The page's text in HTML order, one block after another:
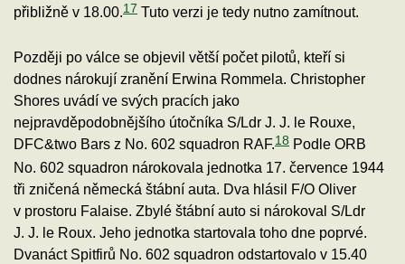
přibližně v 18.00.17 Tuto verzi je tedy nutno zamítnout.
Později po válce se objevil větší počet pilotů, kteří si
dodnes nárokují zranění Erwina Rommela. Christopher
Shores uvádí ve svých pracích jako
nejpravděpodobnějšího útočníka S/Ldr J. J. le Rouxe,
DFC&two Bars z No. 602 squadron RAF.18 Podle ORB
No. 602 squadron nárokovala jednotka 17. července 1944
tři zničená německá štábní auta. Dva hlásil F/O Oliver
v prostoru Falaise. Zbylé štábní auto si nárokoval S/Ldr
J. J. le Roux. Jeho jednotka startovala toho dne poprvé.
Dvanáct Spitfirů No. 602 squadron odstartovalo v 15.40